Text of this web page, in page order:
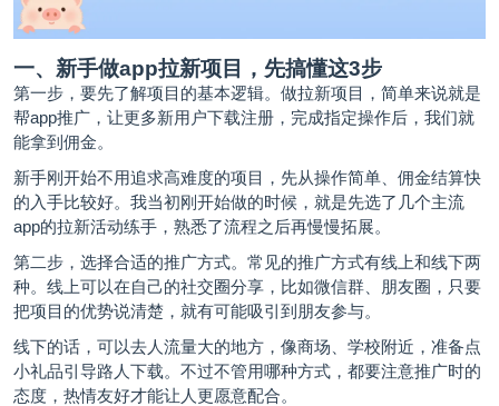
一、新手做app拉新项目，先搞懂这3步
第一步，要先了解项目的基本逻辑。做拉新项目，简单来说就是
帮app推广，让更多新用户下载注册，完成指定操作后，我们就
能拿到佣金。
新手刚开始不用追求高难度的项目，先从操作简单、佣金结算快
的入手比较好。我当初刚开始做的时候，就是先选了几个主流
app的拉新活动练手，熟悉了流程之后再慢慢拓展。
第二步，选择合适的推广方式。常见的推广方式有线上和线下两
种。线上可以在自己的社交圈分享，比如微信群、朋友圈，只要
把项目的优势说清楚，就有可能吸引到朋友参与。
线下的话，可以去人流量大的地方，像商场、学校附近，准备点
小礼品引导路人下载。不过不管用哪种方式，都要注意推广时的
态度，热情友好才能让人更愿意配合。